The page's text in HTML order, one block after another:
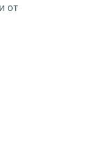
от